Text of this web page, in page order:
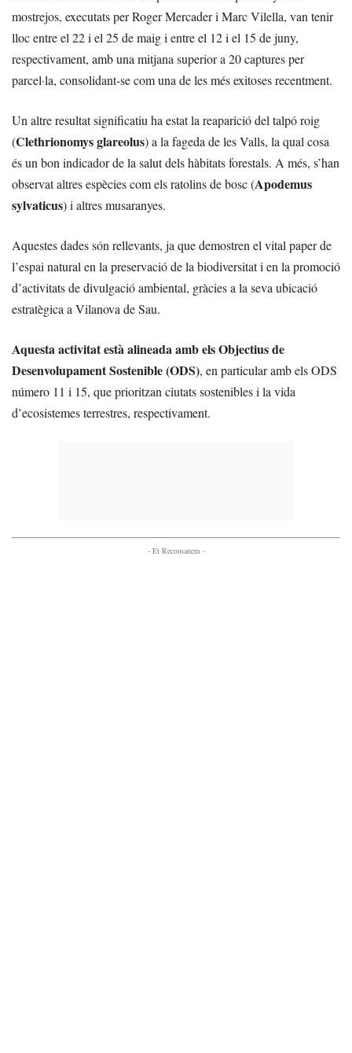
mostrejos, executats per Roger Mercader i Marc Vilella, van tenir
lloc entre el 22 i el 25 de maig i entre el 12 i el 15 de juny,
respectivament, amb una mitjana superior a 20 captures per
parcel·la, consolidant-se com una de les més exitoses recentment.
Un altre resultat significatiu ha estat la reaparició del talpó roig
(Clethrionomys glareolus) a la fageda de les Valls, la qual cosa
és un bon indicador de la salut dels hàbitats forestals. A més, s’han
observat altres espècies com els ratolins de bosc (Apodemus
sylvaticus) i altres musaranyes.
Aquestes dades són rellevants, ja que demostren el vital paper de
l’espai natural en la preservació de la biodiversitat i en la promoció
d’activitats de divulgació ambiental, gràcies a la seva ubicació
estratègica a Vilanova de Sau.
Aquesta activitat està alineada amb els Objectius de
Desenvolupament Sostenible (ODS), en particular amb els ODS
número 11 i 15, que prioritzan ciutats sostenibles i la vida
d’ecosistemes terrestres, respectivament.
- Et Recomanem -